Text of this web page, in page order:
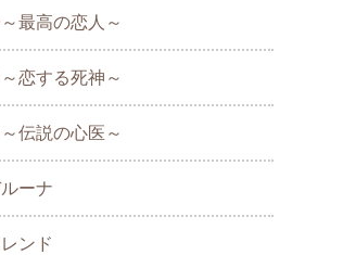
最高の恋人～
恋する死神～
伝説の心医～
ーナ
ンド